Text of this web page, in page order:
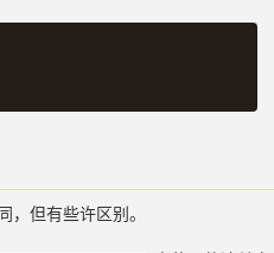
，但有些许区别。